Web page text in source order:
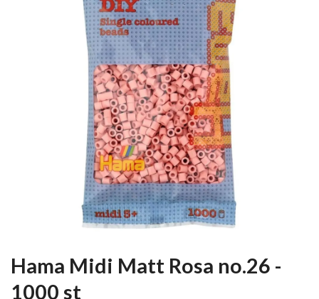
Hama Midi Matt Rosa no.26 -
1000 st